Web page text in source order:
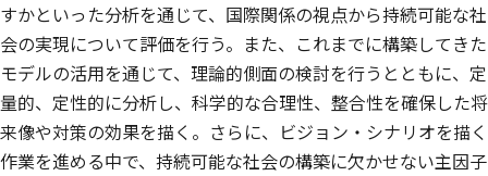
すかといった分析を通じて、国際関係の視点から持続可能な社
会の実現について評価を行う。また、これまでに構築してきた
モデルの活用を通じて、理論的側面の検討を行うとともに、定
量的、定性的に分析し、科学的な合理性、整合性を確保した将
来像や対策の効果を描く。さらに、ビジョン・シナリオを描く
作業を進める中で、持続可能な社会の構築に欠かせない主因子